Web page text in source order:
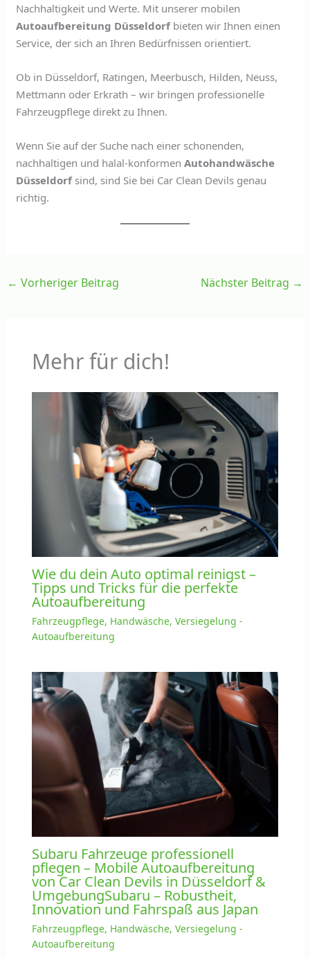
Nachhaltigkeit und Werte. Mit unserer mobilen
Autoaufbereitung Düsseldorfbieten wir Ihnen einen
Service, der sich an Ihren Bedürfnissen orientiert.
Ob in Düsseldorf, Ratingen, Meerbusch, Hilden, Neuss,
Mettmann oder Erkrath – wir bringen professionelle
Fahrzeugpflege direkt zu Ihnen.
Wenn Sie auf der Suche nach einer schonenden,
nachhaltigen und halal-konformenAutohandwäsche
Düsseldorfsind, sind Sie bei Car Clean Devils genau
richtig.
← Vorheriger Beitrag Nächster Beitrag →
Mehr für dich!
Wie du dein Auto optimal reinigst –
Tipps und Tricks für die perfekte
Autoaufbereitung
Fahrzeugpflege, Handwäsche, Versiegelung -
Autoaufbereitung
Subaru Fahrzeuge professionell
pflegen – Mobile Autoaufbereitung
von Car Clean Devils in Düsseldorf &
UmgebungSubaru – Robustheit,
Innovation und Fahrspaß aus Japan
Fahrzeugpflege, Handwäsche, Versiegelung -
Autoaufbereitung